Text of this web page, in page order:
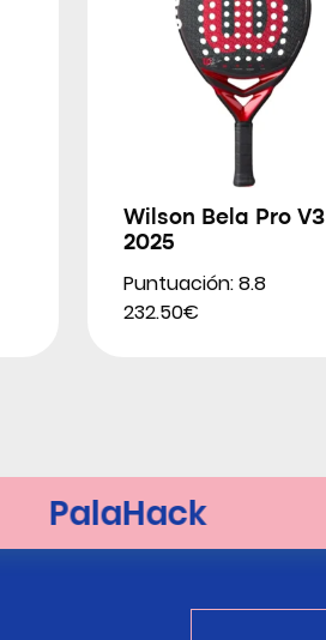
Wilson Bela Pro V3
2025
Puntuación: 8.8
232.50€